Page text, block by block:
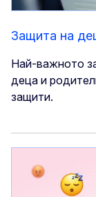
Защита на
Най-важното
деца и
защити.